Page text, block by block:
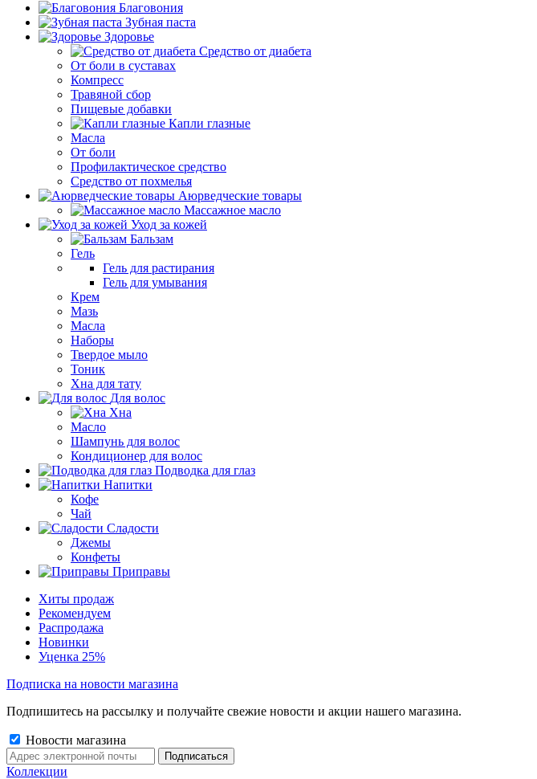
Благовония
Зубная паста
Здоровье
Средство от диабета
От боли в суставах
Компресс
Травяной сбор
Пищевые добавки
Капли глазные
Масла
От боли
Профилактическое средство
Средство от похмелья
Аюрведческие товары
Массажное масло
Уход за кожей
Бальзам
Гель
Гель для растирания
Гель для умывания
Крем
Мазь
Масла
Наборы
Твердое мыло
Тоник
Хна для тату
Для волос
Хна
Масло
Шампунь для волос
Кондиционер для волос
Подводка для глаз
Напитки
Кофе
Чай
Сладости
Джемы
Конфеты
Приправы
Хиты продаж
Рекомендуем
Распродажа
Новинки
Уценка 25%
Подписка на новости магазина
Подпишитесь на рассылку и получайте свежие новости и акции нашего магазина.
Новости магазина
Коллекции